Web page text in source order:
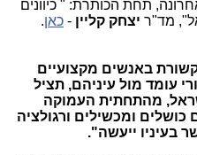
תחת הכותרת: " כיוונים
מד"ר יצחק קליין - כאן.
באנשים מקצועיים
עומד מול עיניהם, תציל
מהתחתית העמוקה
ומכשילים ורגולציה
בעיניו ייעשה".